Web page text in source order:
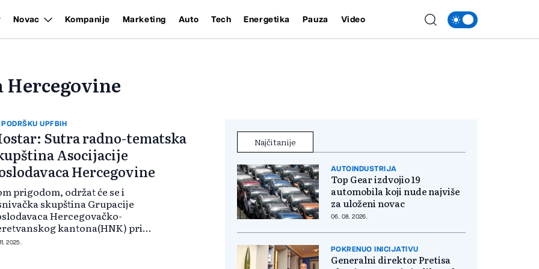
Novac Kompanije Marketing Auto Tech Energetika Pauza Video
Hercegovine
PODRŠKU UPFBIH
Sutra radno-tematska
Asocijacije
Hercegovine
prigodom, održat će se i
skupština Grupacije
Hercegovačko-
kantona(HNK) pri
poslodavaca u FBiH. Iz
2025.
Najčitanije
AUTOINDUSTRIJA
Top Gear izdvojio 19
automobila koji nude najviše
za uloženi novac
06. 08. 2026.
POKRENUO INICIJATIVU
Generalni direktor Pretisa